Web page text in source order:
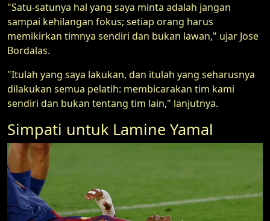
"Satu-satunya hal yang saya minta adalah jangan
sampai kehilangan fokus; setiap orang harus
memikirkan timnya sendiri dan bukan lawan," ujar Jose
Bordalas.
"Itulah yang saya lakukan, dan itulah yang seharusnya
dilakukan semua pelatih: membicarakan tim kami
sendiri dan bukan tentang tim lain," lanjutnya.
Simpati untuk Lamine Yamal